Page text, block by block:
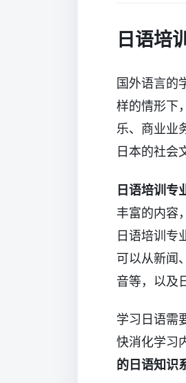
日语培
国外语言的
样的情形下
乐、商业业
日本的社会
日语培训专
丰富的内容
日语培训专
可以从新闻
音等，以及
学习日语需
快消化学习
的日语知识